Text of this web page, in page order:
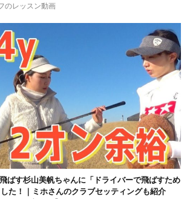
のレッスン動画
ばす杉山美帆ちゃんに「ドライバーで飛ばすため
た！｜ミホさんのクラブセッティングも紹介